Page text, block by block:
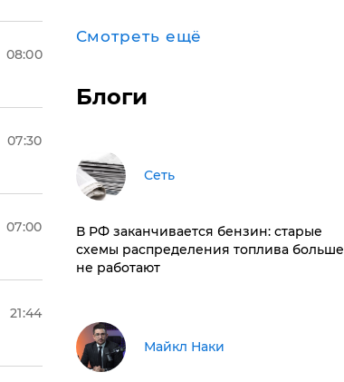
08:00
07:30
07:00
21:44
Смотреть ещё
Блоги
Сеть
​В РФ заканчивается бензин: старые
схемы распределения топлива больше
не работают
Майкл Наки